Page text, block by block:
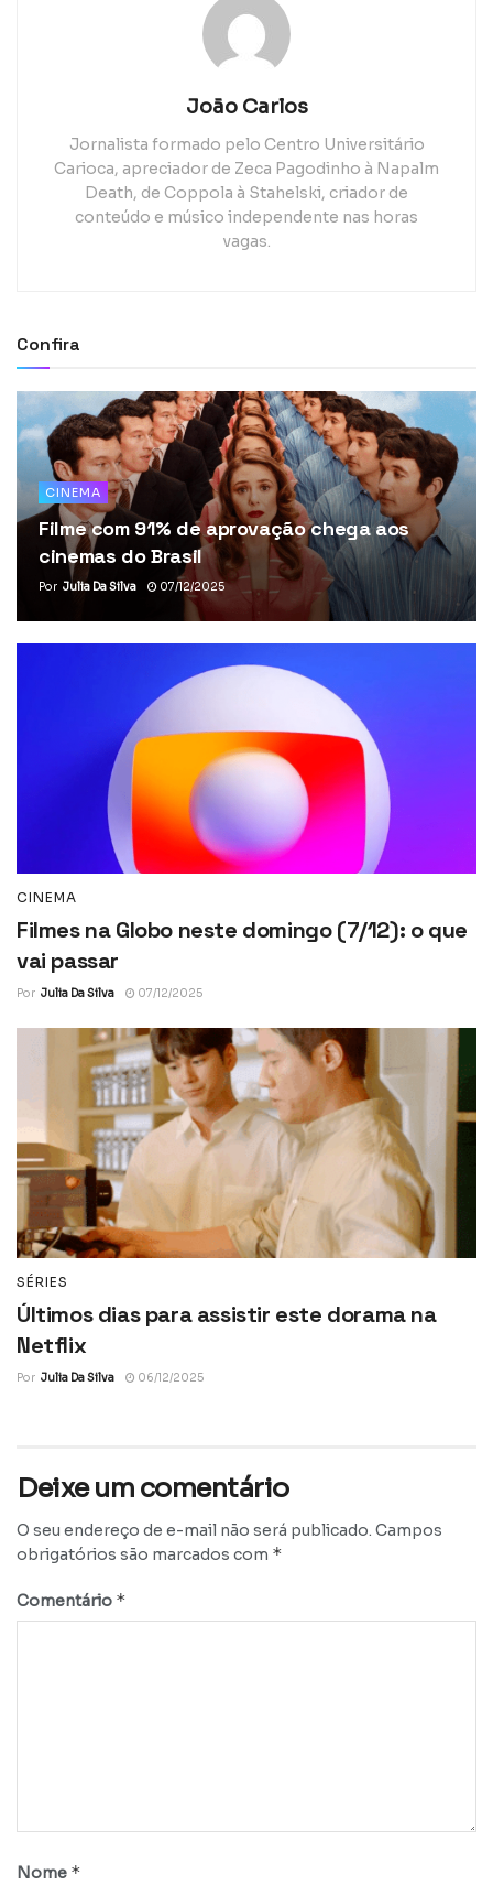
João Carlos
Jornalista formado pelo Centro Universitário
Carioca, apreciador de Zeca Pagodinho à Napalm
Death, de Coppola à Stahelski, criador de
conteúdo e músico independente nas horas
vagas.
Confira
CINEMA
Filme com 91% de aprovação chega aos
cinemas do Brasil
Por Julia Da Silva 07/12/2025
CINEMA
Filmes na Globo neste domingo (7/12): o que
vai passar
Por Julia Da Silva 07/12/2025
SÉRIES
Últimos dias para assistir este dorama na
Netflix
Por Julia Da Silva 06/12/2025
Deixe um comentário
O seu endereço de e-mail não será publicado. Campos
obrigatórios são marcados com *
Comentário *
Nome *